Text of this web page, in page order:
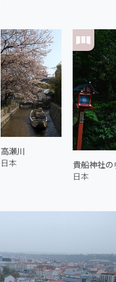
高瀬川
日本
貴船神社
日本